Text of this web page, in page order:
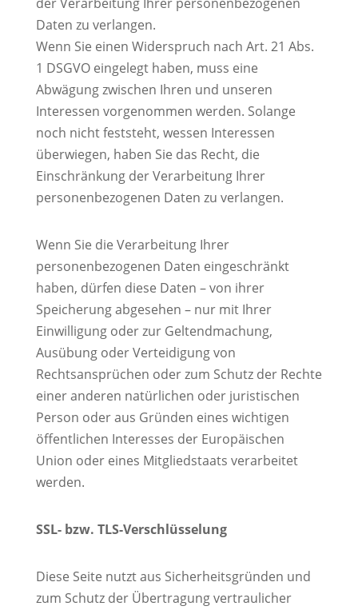
Daten zu verlangen.
Wenn Sie einen Widerspruch nach Art. 21 Abs.
1 DSGVO eingelegt haben, muss eine
Abwägung zwischen Ihren und unseren
Interessen vorgenommen werden. Solange
noch nicht feststeht, wessen Interessen
überwiegen, haben Sie das Recht, die
Einschränkung der Verarbeitung Ihrer
personenbezogenen Daten zu verlangen.
Wenn Sie die Verarbeitung Ihrer
personenbezogenen Daten eingeschränkt
haben, dürfen diese Daten – von ihrer
Speicherung abgesehen – nur mit Ihrer
Einwilligung oder zur Geltendmachung,
Ausübung oder Verteidigung von
Rechtsansprüchen oder zum Schutz der Rechte
einer anderen natürlichen oder juristischen
Person oder aus Gründen eines wichtigen
öffentlichen Interesses der Europäischen
Union oder eines Mitgliedstaats verarbeitet
werden.
SSL- bzw. TLS-Verschlüsselung
Diese Seite nutzt aus Sicherheitsgründen und
zum Schutz der Übertragung vertraulicher